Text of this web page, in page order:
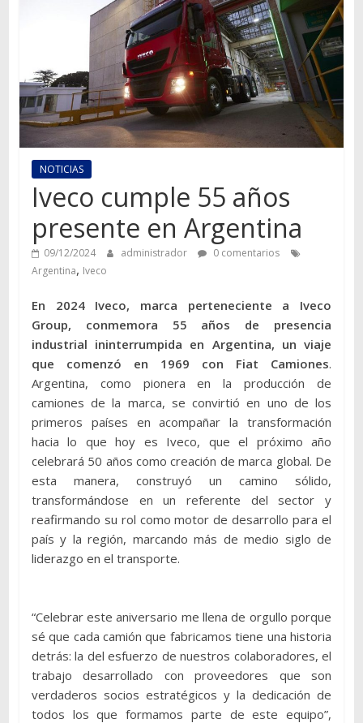
información
del
transporte
NOTICIAS
Iveco cumple 55 años
presente en Argentina
09/12/2024 administrador
0 comentarios
Argentina, Iveco
En 2024 Iveco, marca perteneciente a Iveco
Group, conmemora 55 años de presencia
industrial ininterrumpida en Argentina, un viaje
que comenzó en 1969 con Fiat Camiones.
Argentina, como pionera en la producción de
camiones de la marca, se convirtió en uno de los
primeros países en acompañar la transformación
hacia lo que hoy es Iveco, que el próximo año
celebrará 50 años como creación de marca global. De
esta manera, construyó un camino sólido,
transformándose en un referente del sector y
reafirmando su rol como motor de desarrollo para el
país y la región, marcando más de medio siglo de
liderazgo en el transporte.
“Celebrar este aniversario me llena de orgullo porque
sé que cada camión que fabricamos tiene una historia
detrás: la del esfuerzo de nuestros colaboradores, el
trabajo desarrollado con proveedores que son
verdaderos socios estratégicos y la dedicación de
todos los que formamos parte de este equipo”,